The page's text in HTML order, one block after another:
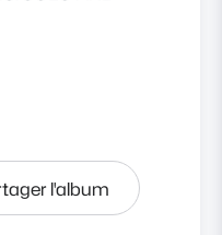
tags l'album